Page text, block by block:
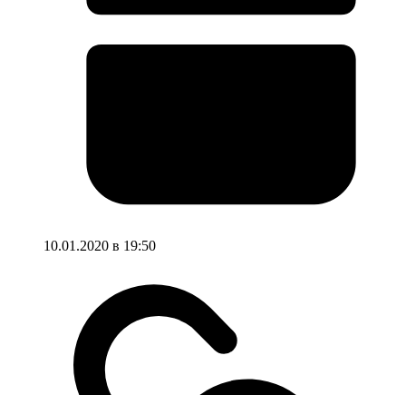
10.01.2020 в 19:50